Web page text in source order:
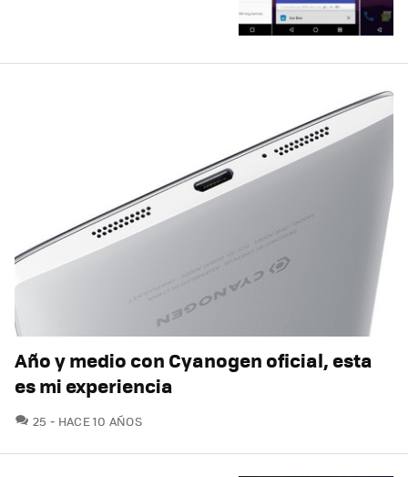
Año y medio con Cyanogen oficial, esta
es mi experiencia
25 COMENTARIOS
HACE 10 AÑOS